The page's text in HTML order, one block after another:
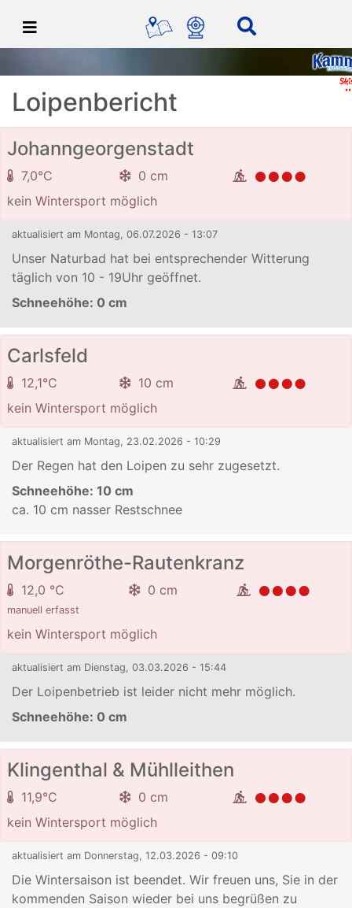
Loipenbericht
Johanngeorgenstadt
7,0°C
0 cm
kein Wintersport möglich
aktualisiert am Montag, 06.07.2026 - 13:07
Unser Naturbad hat bei entsprechender Witterung
täglich von 10 - 19Uhr geöffnet.
Schneehöhe: 0 cm
Carlsfeld
12,1°C
10 cm
kein Wintersport möglich
aktualisiert am Montag, 23.02.2026 - 10:29
Der Regen hat den Loipen zu sehr zugesetzt.
Schneehöhe: 10 cm
ca. 10 cm nasser Restschnee
Morgenröthe-Rautenkranz
12,0 °C
manuell erfasst
0 cm
kein Wintersport möglich
aktualisiert am Dienstag, 03.03.2026 - 15:44
Der Loipenbetrieb ist leider nicht mehr möglich.
Schneehöhe: 0 cm
Klingenthal & Mühlleithen
11,9°C
0 cm
kein Wintersport möglich
aktualisiert am Donnerstag, 12.03.2026 - 09:10
Die Wintersaison ist beendet. Wir freuen uns, Sie in der
kommenden Saison wieder bei uns begrüßen zu